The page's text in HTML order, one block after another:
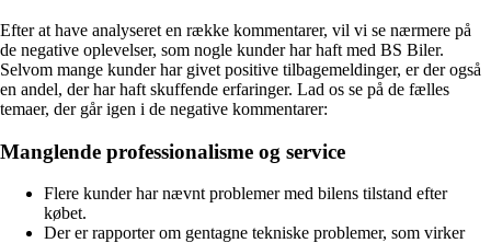
Efter at have analyseret en række kommentarer, vil vi se nærmere på
de negative oplevelser, som nogle kunder har haft med BS Biler.
Selvom mange kunder har givet positive tilbagemeldinger, er der også
en andel, der har haft skuffende erfaringer. Lad os se på de fælles
temaer, der går igen i de negative kommentarer:
Manglende professionalisme og service
Flere kunder har nævnt problemer med bilens tilstand efter
købet.
Der er rapporter om gentagne tekniske problemer, som virker